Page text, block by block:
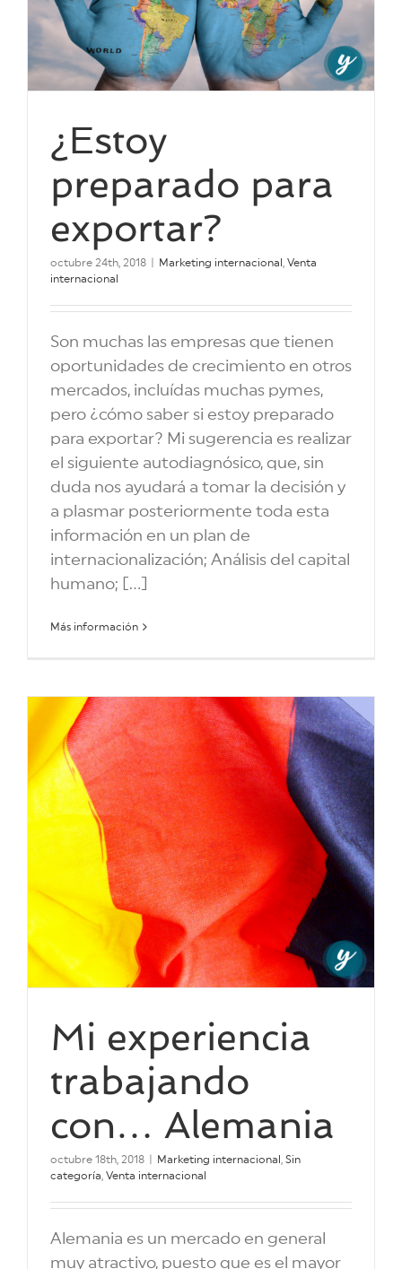
¿Estoy
preparado para
exportar?
octubre 24th, 2018 Marketing internacional
Venta
internacional
Son muchas las empresas que tienen
oportunidades de crecimiento en otros
mercados, incluídas muchas pymes,
pero ¿cómo saber si estoy preparado
para exportar? Mi sugerencia es realizar
el siguiente autodiagnósico, que, sin
duda nos ayudará a tomar la decisión y
a plasmar posteriormente toda esta
información en un plan de
internacionalización; Análisis del capital
humano; [...]
Más información
Mi experiencia
trabajando
con… Alemania
octubre 18th, 2018 Marketing internacional
Sin
categoría Venta internacional
Alemania es un mercado en general
muy atractivo, puesto que es el mayor